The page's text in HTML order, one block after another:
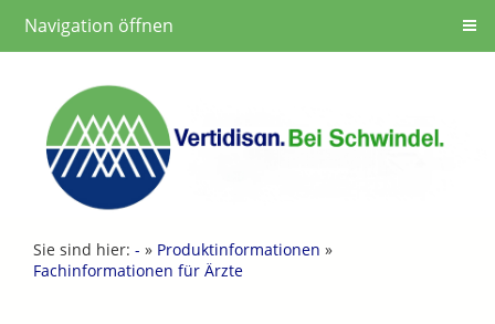
Navigation öffnen
Sie sind hier: - » Produktinformationen »
Fachinformationen für Ärzte